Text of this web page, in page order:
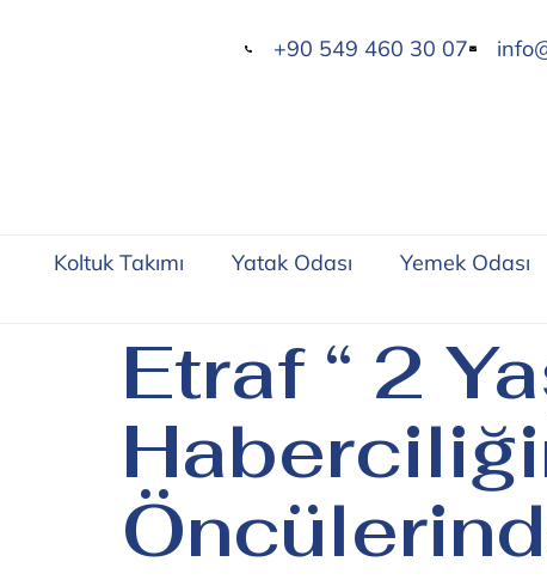
+90 549 460 30 07
Koltuk Takımı Yatak Odası Yemek Odası
Etraf “ 2